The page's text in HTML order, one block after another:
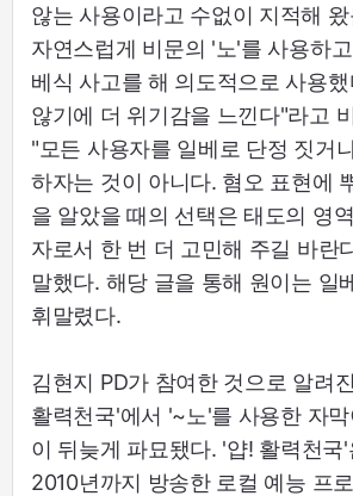
않는 사용이라고 수없이 지적해
자연스럽게 비문의 '노'를 사용하
베식 사고를 해 의도적으로 사용
않기에 더 위기감을 느낀다"라고
"모든 사용자를 일베로 단정 짓거
하자는 것이 아니다. 혐오 표현에
을 알았을 때의 선택은 태도의 영
자로서 한 번 더 고민해 주길 바란
말했다. 해당 글을 통해 원이는 일
휘말렸다.
김현지 PD가 참여한 것으로 알려
활력천국'에서 '~노'를 사용한 자
이 뒤늦게 파묘됐다. '얍! 활력천
2010년까지 방송한 로컬 예능 프